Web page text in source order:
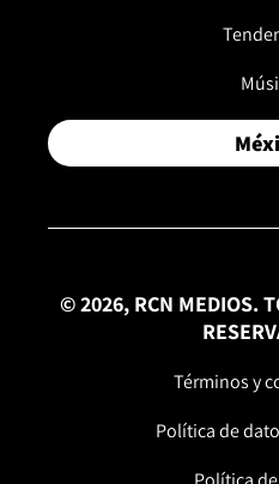
© 2026, RCN MEDIOS.
Términos y
Política de